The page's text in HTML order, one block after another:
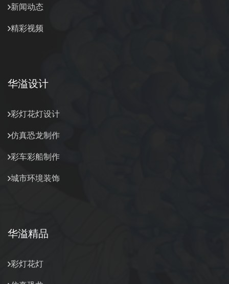
新闻动态
精彩视频
华溢设计
彩灯花灯设计
仿真恐龙制作
彩车彩船制作
城市环境装饰
华溢精品
彩灯花灯